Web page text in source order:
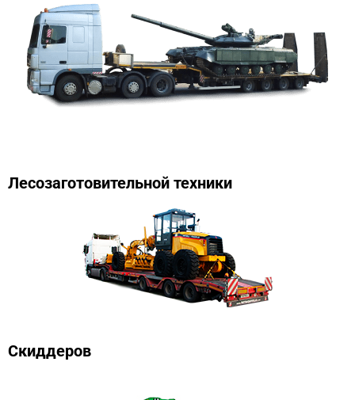
Лесозаготовительной техники
Скиддеров